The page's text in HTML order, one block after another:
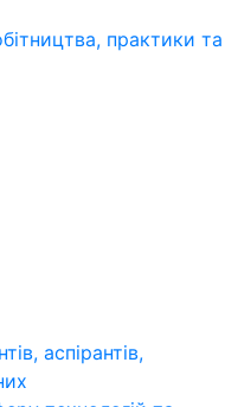
практики та
аспірантів,